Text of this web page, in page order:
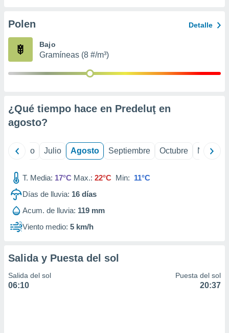
e
mediante
publicidad
publicidad
de
Polen Detalle
Bajo
Gramíneas (8 #/m³)
¿Qué tiempo hace en Predeluţ en
agosto?
Junio Julio Agosto Septiembre Octubre
T. Media: 17°C Max.: 22°C Min: 11°C
Días de lluvia: 16 días
Acum. de lluvia: 119 mm
Viento medio: 5 km/h
Salida y Puesta del sol
Salida del sol
06:10
Puesta del sol
20:37